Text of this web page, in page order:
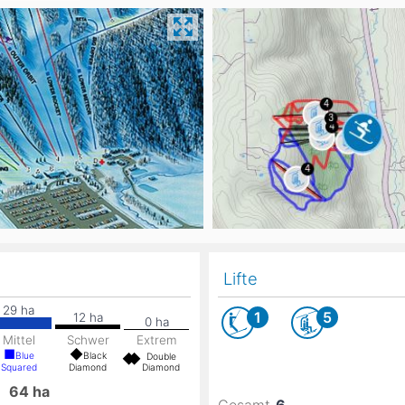
Lifte
1 5
Mittel
Blue
Squared
Schwer
Black
Diamond
Extrem
Double
Diamond
64 ha
Russland Südkorea Türkei
Aserbaidschan Vereinigte Arabische Emirate
Head Dynastar Salomon
Stöckli Kästle Scott
Indigo
Ogso